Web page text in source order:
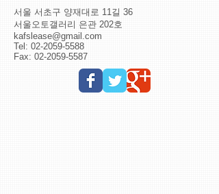
서울 서초구 양재대로 11길 36
서울오토갤러리 은관 202호
kafslease@gmail.com
Tel: 02-2059-5588
Fax: 02-2059-5587